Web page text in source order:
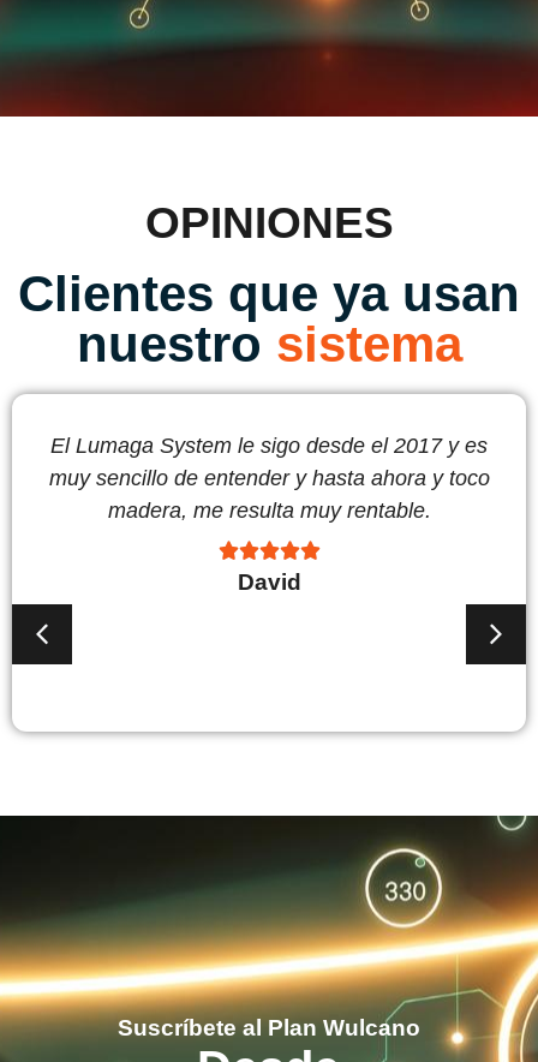
OPINIONES
Clientes que ya usan
nuestro sistema
Se aprende mucho en sus artículos, sobre
todo las estrategias que ayudan a entender
las inversiones de otra manera a como me lo
contaba mi banco.

Suscríbete al Plan Wulcano